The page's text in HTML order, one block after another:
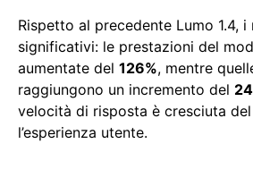
Rispetto al precedente Lumo 1.4,
significativi: le prestazioni del
aumentate del 126%, mentre
raggiungono un incremento del
velocità di risposta è cresciuta del
l’esperienza utente.